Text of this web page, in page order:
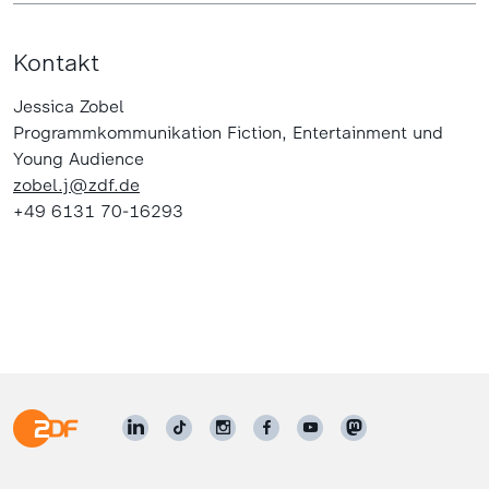
Kontakt
Jessica Zobel
Programmkommunikation Fiction, Entertainment und
Young Audience
zobel.j@zdf.de
+49 6131 70-16293